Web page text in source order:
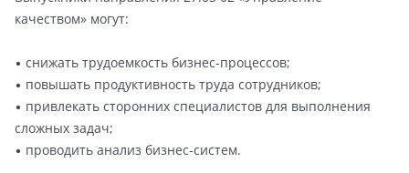
качеством» могут:
• снижать трудоемкость бизнес-процессов;
• повышать продуктивность труда сотрудников;
• привлекать сторонних специалистов для выполнения
сложных задач;
• проводить анализ бизнес-систем.